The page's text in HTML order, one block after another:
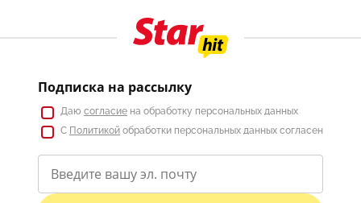
Подписка на рассылку
Даю согласие на обработку персональных данных
С Политикой обработки персональных данных согласен